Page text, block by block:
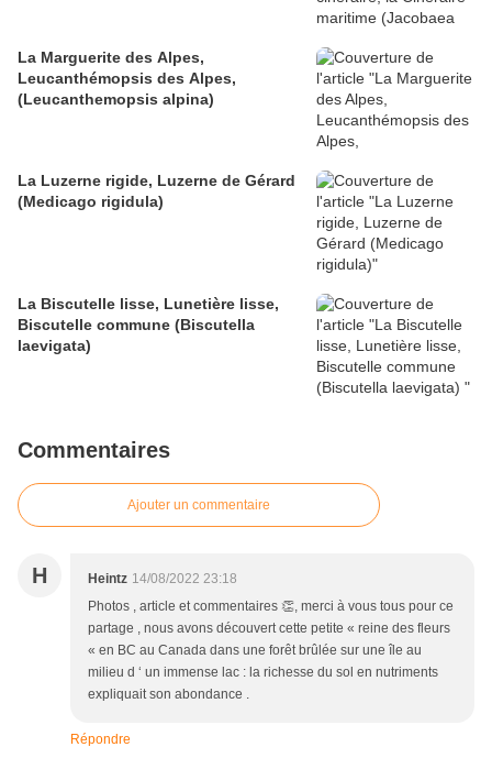
La Marguerite des Alpes,
Leucanthémopsis des Alpes,
(Leucanthemopsis alpina)
La Luzerne rigide, Luzerne de Gérard
(Medicago rigidula)
La Biscutelle lisse, Lunetière lisse,
Biscutelle commune (Biscutella
laevigata)
Commentaires
Ajouter un commentaire
H Heintz 14/08/2022 23:18
Photos , article et commentaires 👏, merci à vous tous pour ce
partage , nous avons découvert cette petite « reine des fleurs
« en BC au Canada dans une forêt brûlée sur une île au
milieu d ‘ un immense lac : la richesse du sol en nutriments
expliquait son abondance .
Répondre